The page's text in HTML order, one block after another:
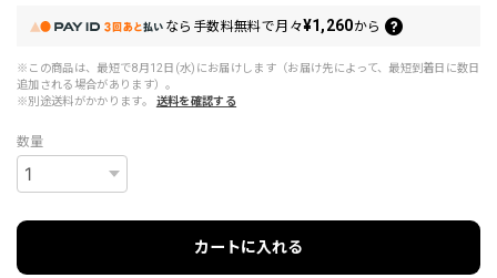
なら 手数料無料で月々¥1,260から
※この商品は、最短で8月12日(水)にお届けします（お届け先によって、最短到着日に数日
追加される場合があります）。
※別途送料がかかります。
送料を確認する
数量
カートに入れる